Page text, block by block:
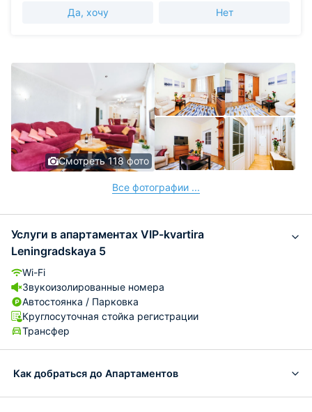
Да, хочу Нет
Смотреть 118 фото
Все фотографии ...
Услуги в апартаментах VIP-kvartira
Leningradskaya 5
Wi-Fi
Звукоизолированные номера
Автостоянка / Парковка
Круглосуточная стойка регистрации
Трансфер
Как добраться до Апартаментов